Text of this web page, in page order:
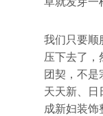
我们只要顺
压下去了，
团契，不是
天天新、日
成新妇装饰